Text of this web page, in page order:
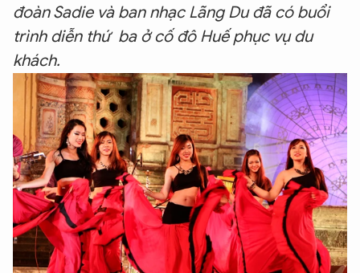
đoàn Sadie và ban nhạc Lãng Du đã có buổi
trình diễn thứ ba ở cố đô Huế phục vụ du
khách.